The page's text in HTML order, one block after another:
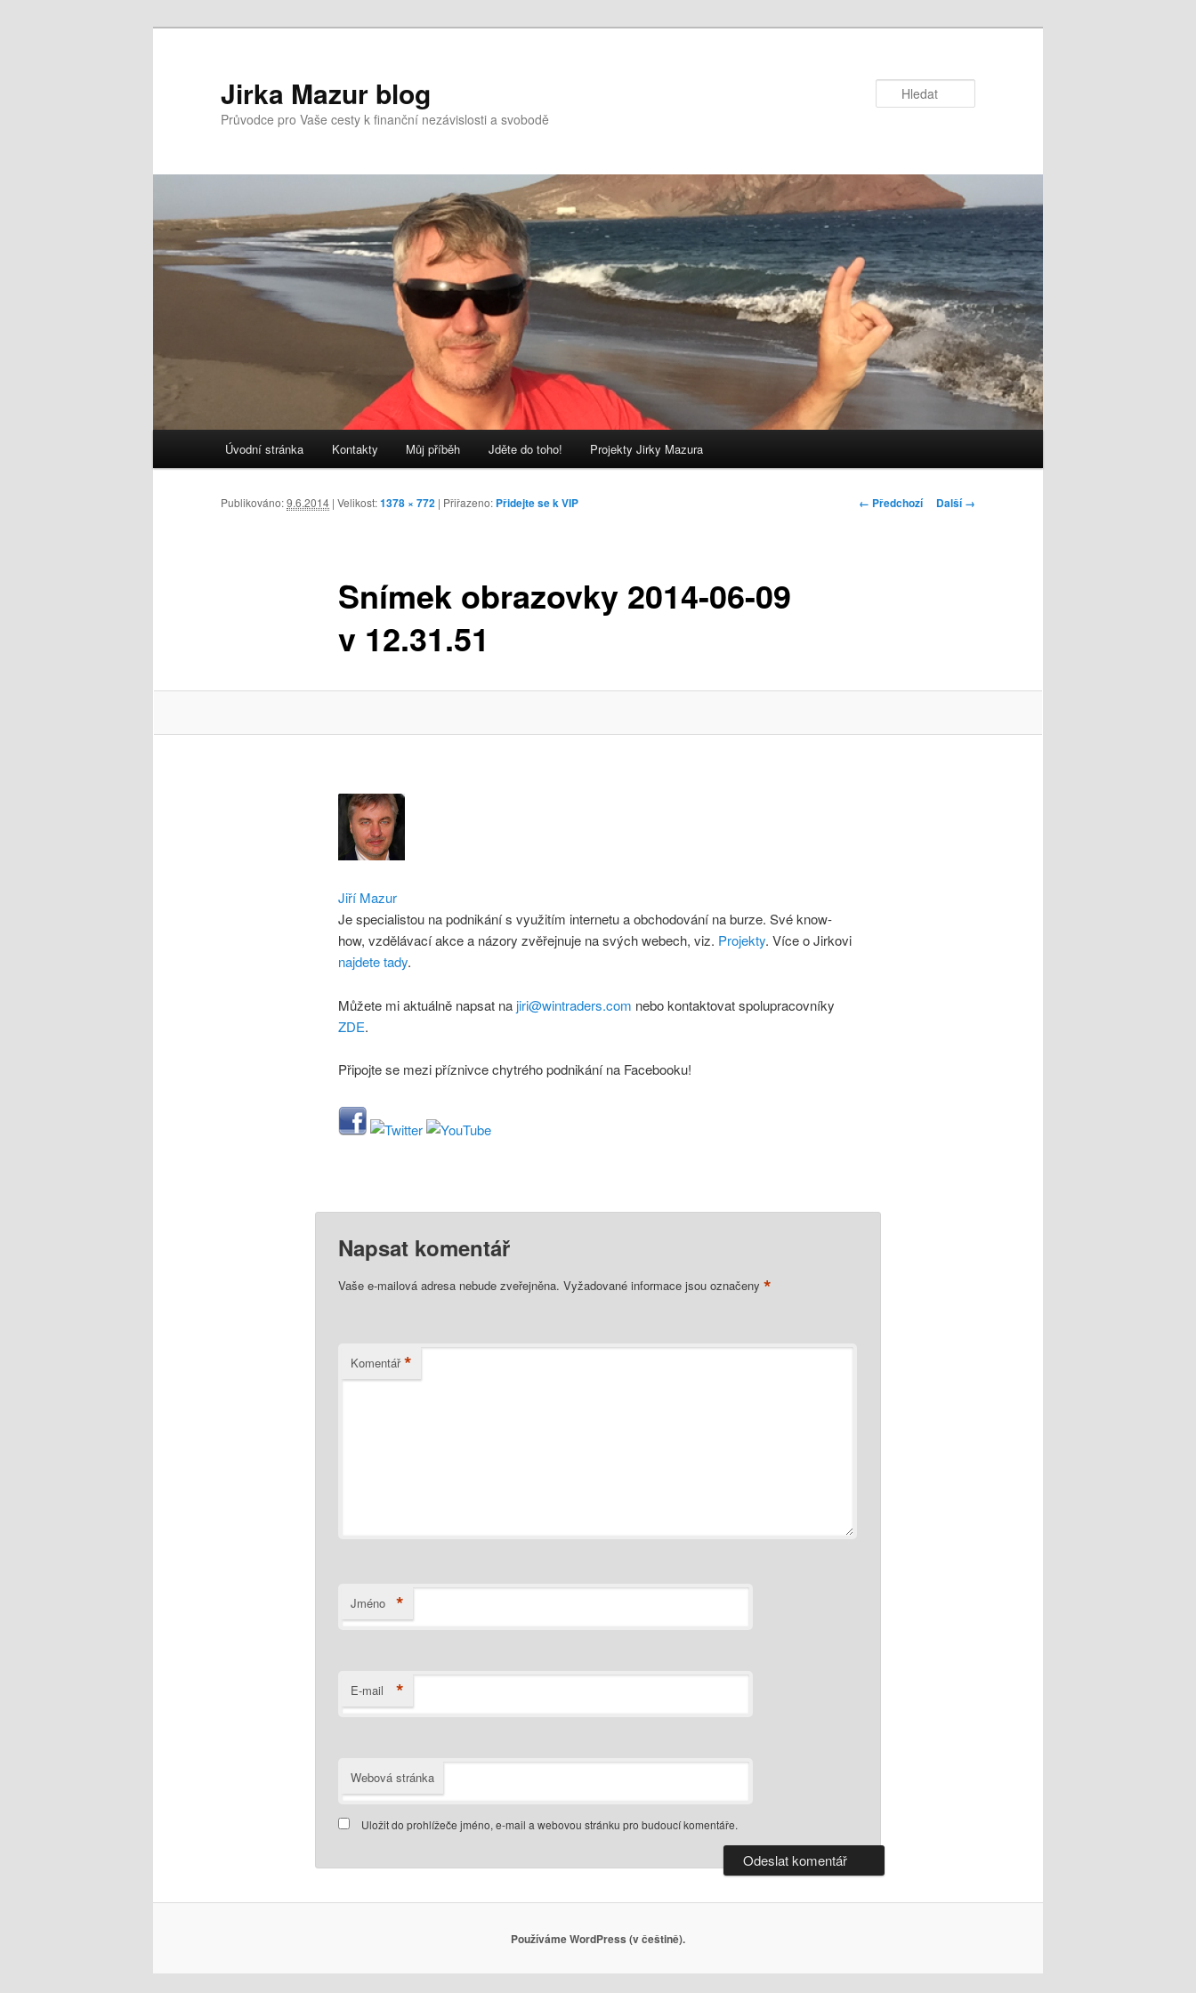
Jirka Mazur blog
Průvodce pro Vaše cesty k finanční nezávislosti a svobodě
Úvodní stránka Kontakty Můj příběh Jděte do toho! Projekty Jirky Mazura
Navigace
← Předchozí Další →
Snímek obrazovky 2014-06-09
v 12.31.51
Publikováno:9.6.2014 | Velikost:1378 × 772 | Přiřazeno: Přidejte se k VIP
Jiří Mazur
Je specialistou na podnikání s využitím internetu a obchodování na burze. Své know-
how, vzdělávací akce a názory zvěřejnuje na svých webech, viz. Projekty. Více o Jirkovi
najdete tady.
Můžete mi aktuálně napsat najiri@wintraders.com nebo kontaktovat spolupracovníky
ZDE.
Připojte se mezi příznivce chytrého podnikání na Facebooku!
Napsat komentář
Vaše e-mailová adresa nebude zveřejněna. Vyžadované informace jsou označeny *
Komentář *
Jméno *
E-mail *
Webová stránka
Uložit do prohlížeče jméno, e-mail a webovou stránku pro budoucí komentáře.
Používáme WordPress (v češtině).